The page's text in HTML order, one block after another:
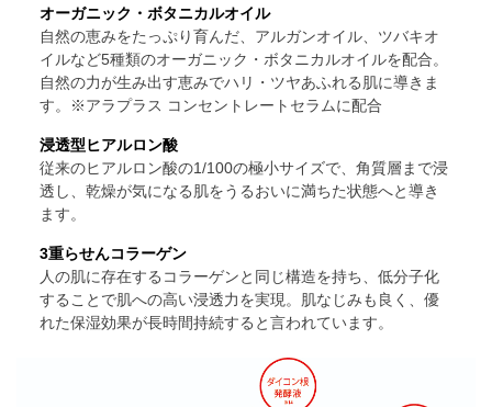
オーガニック・ボタニカルオイル
自然の恵みをたっぷり育んだ、アルガンオイル、ツバキオ
イルなど5種類のオーガニック・ボタニカルオイルを配合。
自然の力が生み出す恵みでハリ・ツヤあふれる肌に導きま
す。
※アラプラス コンセントレートセラムに配合
浸透型ヒアルロン酸
従来のヒアルロン酸の1/100の極小サイズで、角質層まで浸
透し、乾燥が気になる肌をうるおいに満ちた状態へと導き
ます。
3重らせんコラーゲン
人の肌に存在するコラーゲンと同じ構造を持ち、低分子化
することで肌への高い浸透力を実現。肌なじみも良く、優
れた保湿効果が長時間持続すると言われています。